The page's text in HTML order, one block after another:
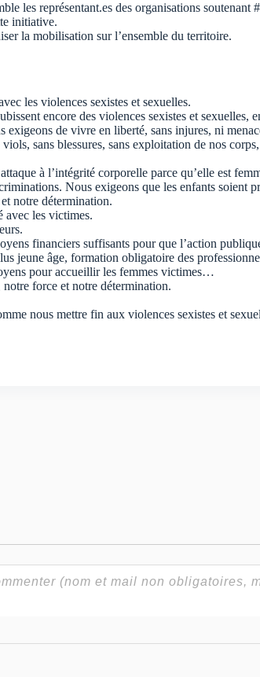
les représentant.es des organisations soutenant
initiative.
la mobilisation sur l’ensemble du territoire.
les violences sexistes et sexuelles.
encore des violences sexistes et sexuelles,
exigeons de vivre en liberté, sans injures, ni
sans blessures, sans exploitation de nos
à l’intégrité corporelle parce qu’elle est
Nous exigeons que les enfants soient
notre détermination.
avec les victimes.
financiers suffisants pour que l’action
jeune âge, formation obligatoire des
pour accueillir les femmes victimes…
force et notre détermination.
nous mettre fin aux violences sexistes et